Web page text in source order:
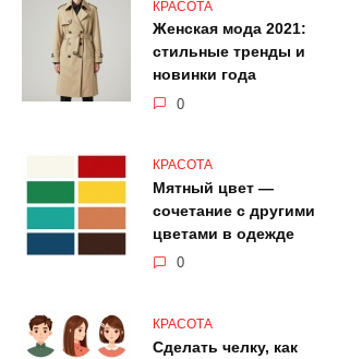
КРАСОТА
Женская мода 2021:
стильные тренды и
новинки года
0
КРАСОТА
Мятный цвет —
сочетание с другими
цветами в одежде
0
КРАСОТА
Сделать челку, как